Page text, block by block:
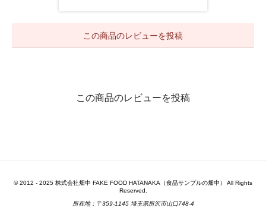
この商品のレビューを投稿
この商品のレビューを投稿
© 2012 - 2025 株式会社畑中 FAKE FOOD HATANAKA（食品サンプルの畑中） All Rights
Reserved.
所在地：〒359-1145 埼玉県所沢市山口748-4